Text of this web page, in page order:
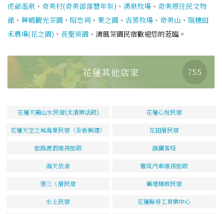
虎爺溫泉 、 奇美村(奇美部落豐年祭) 、 湧泉牧場 、 奇美原住民文物
館 、 舞鶴觀光茶園 、 昭忠祠 、 果之園 、 吉蒸牧場 、 奇美山 、 瑞穗田
禾農場(花之園) 、 長聖榮園 、清風茶園民宿歡迎您的蒞臨。
花蓮其他店家 755
花蓮天籟山水民宿(北濱樂活館) 花蓮心悅民宿
花蓮天空之城海景民宿（全新興建） 花田厝民宿
旅路渡假商務旅館 洄瀾客棧
海天依舍 雅筑汽車商務旅館
張三ㄟ厝民宿 麗堤精緻民宿
水上民宿 花蓮縣勞工育樂中心